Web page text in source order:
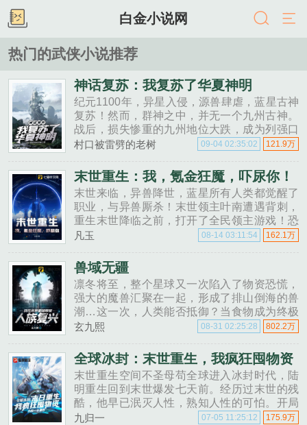
白金小说网
热门的武侠小说推荐
神话复苏：我复苏了华夏神明
纪元1100年，异星入侵，源兽肆虐，蓝星古神
复苏！然而，群神之中，并无一个九州古神。
战后，损失惨重的九州地位大跌，成为列强口
中的弱国。殊不知，九州无神的原因是因为九
村口被雷劈的老树 121.9万
09-04 02:35:02
末世重生：我，氪金狂魔，吓尿你！
末世来临，异兽降世，蓝星所有人类都觉醒了
职业，与异兽厮杀！末世领主叶南遭遇背刺，
重生末世降临之前，打开了全民领主游戏！恐
怕谁也不知道，末世降临之后，这款游戏里的
凡玉 162.1万
08-14 03:11:54
兽域无疆
凛冬将至，整个星球又一次陷入了物资恐慌，
强大的魔兽汇聚在一起，形成了排山倒海的兽
潮…这一次，人类能否抵御？当食物成为终极
问题的时候，活下去，才是勇气！......
玄九熙 802.2万
08-31 02:25:28
全球冰封：末世重生，我疯狂囤物资
末世重生空间不圣母苟全球进入冰封时代，陆
明重生回到末世爆发七天前。经历过末世的残
酷，他早已泯灭人性，熟知人性的可怕。开局
没钱？直接薅高利贷羊毛。开局没囤物资......
九归一 175.9万
07-05 11:25:12